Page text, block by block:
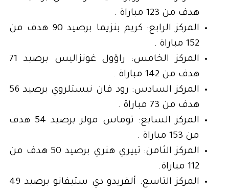
هدف من 123 مباراة .
المركز الرابع: كريم بنزيما برصيد 90 هدف من
152 مباراة .
المركز الخامس: راؤول غونزاليس برصيد 71
هدف من 142 مباراة .
المركز السادس: رود فان نيستلروي برصيد 56
هدف من 73 مباراة .
المركز السابع: توماس مولر برصيد 54 هدف
من 153 مباراة .
المركز الثامن: تييري هنري برصيد 50 هدف من
112 مباراة.
المركز التاسع: ألفريدو دي ستيفانو برصيد 49